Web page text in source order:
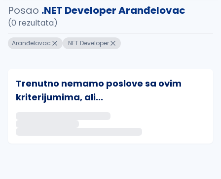
Posao .NET Developer Aranđelovac
(0 rezultata)
Aranđelovac .NET Developer
Trenutno nemamo poslove sa ovim
kriterijumima, ali...